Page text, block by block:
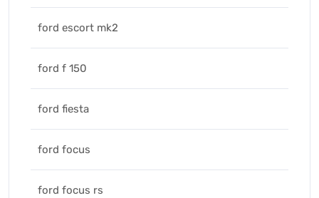
ford escort mk2
ford f 150
ford fiesta
ford focus
ford focus rs